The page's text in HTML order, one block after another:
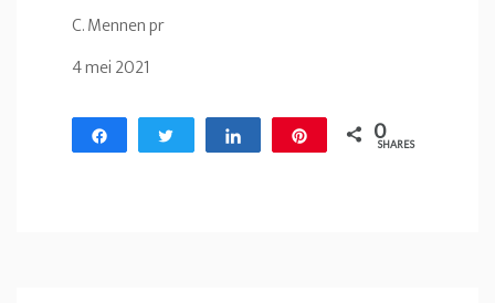
C. Mennen pr
4 mei 2021
Share Tweet Share 0
SHARES